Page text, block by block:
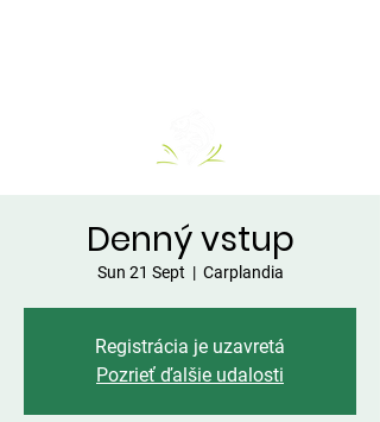
Denný vstup
Sun 21 Sept
  |
Carplandia
Registrácia je uzavretá
Pozrieť ďalšie udalosti